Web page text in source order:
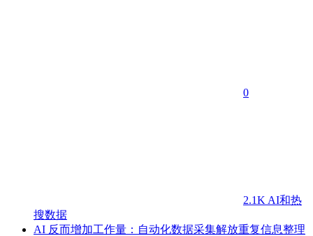
0
2.1K AI和热
搜数据
AI 反而增加工作量：自动化数据采集解放重复信息整理